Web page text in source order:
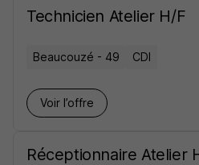
Technicien Atelier H/F
Beaucouzé - 49 CDI
Voir l’offre
Réceptionnaire Atelier